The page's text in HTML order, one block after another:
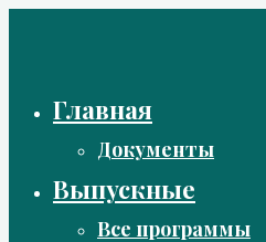
Главная
Документы
Выпускные
Все программы